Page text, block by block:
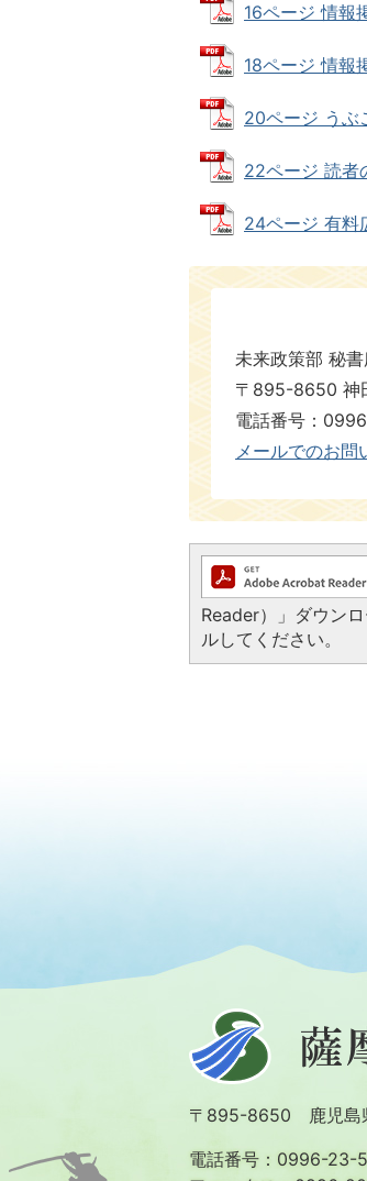
16ページ 情報
18ページ 情報
20ページ うぶ
22ページ 読者
24ページ 有料
未来政策部 秘
〒895-8650 神
電話番号：
メールでのお問
Reader）」ダウン
ルしてください。
薩
摩
川
内
市
〒895-8650 鹿児島
電話番号：0996-23-